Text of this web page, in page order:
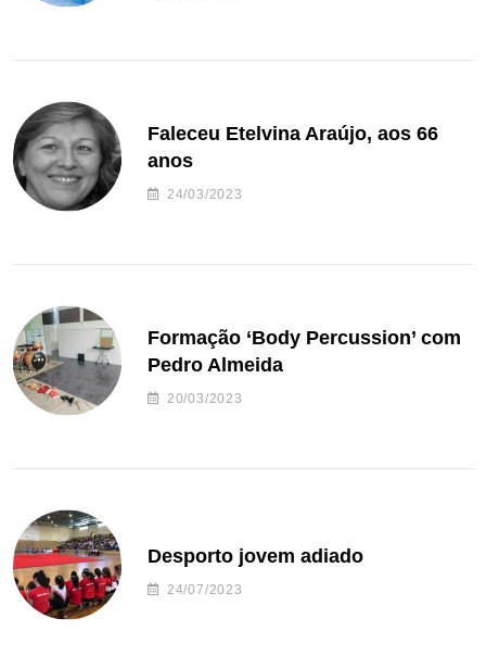
Faleceu Etelvina Araújo, aos 66
anos
24/03/2023
Formação ‘Body Percussion’ com
Pedro Almeida
20/03/2023
Desporto jovem adiado
24/07/2023